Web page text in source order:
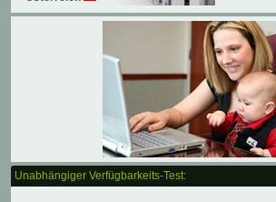
Unabhängiger Verfügbarkeits-Test: